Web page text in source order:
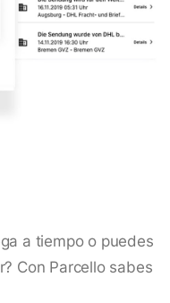
a tiempo o puedes
Con Parcello sabes